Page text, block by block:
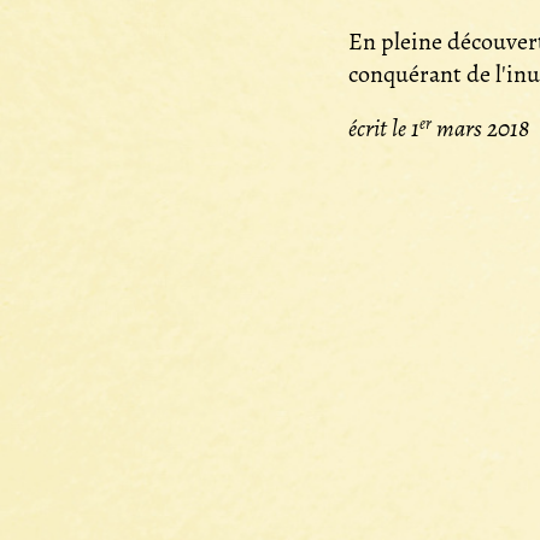
En pleine
conquérant de
écrit le 1ermars 2018